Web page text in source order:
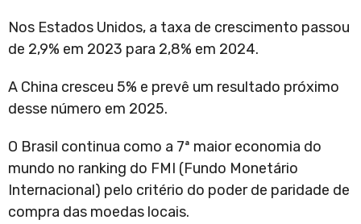
Nos Estados Unidos, a taxa de crescimento passou
de 2,9% em 2023 para 2,8% em 2024.
A China cresceu 5% e prevê um resultado próximo
desse número em 2025.
O Brasil continua como a 7ª maior economia do
mundo no ranking do FMI (Fundo Monetário
Internacional) pelo critério do poder de paridade de
compra das moedas locais.